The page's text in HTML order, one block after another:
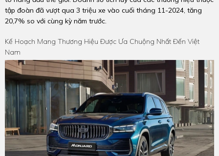
tập đoàn đã vượt qua 3 triệu xe vào cuối tháng 11-2024, tăng
20,7% so với cùng kỳ năm trước.
Kế Hoạch Mang Thương Hiệu Được Ưa Chuộng Nhất Đến Việt
Nam